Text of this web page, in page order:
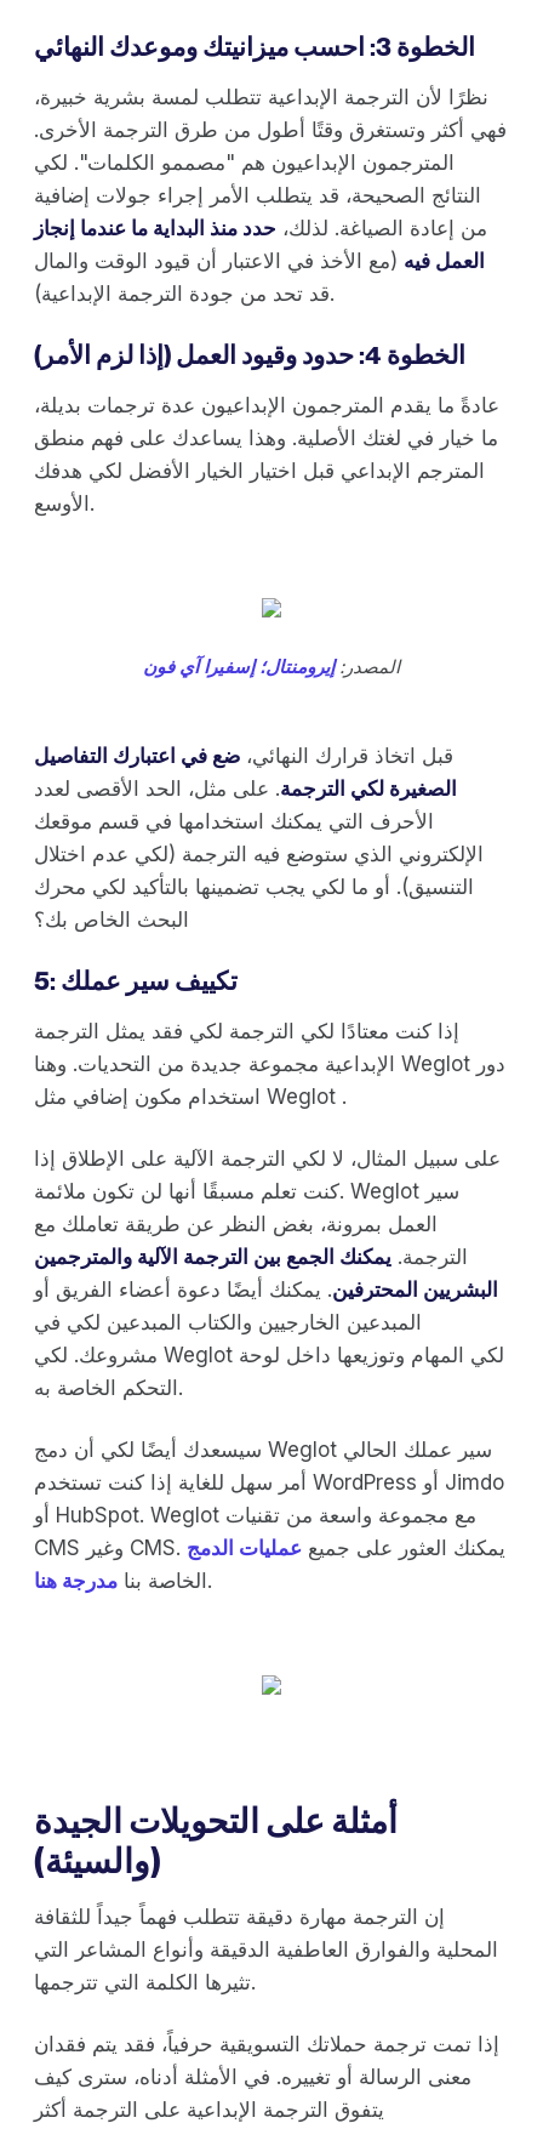
الخطوة 3: احسب ميزانيتك وموعدك النهائي
نظرًا لأن الترجمة الإبداعية تتطلب لمسة بشرية خبيرة،
فهي أكثر وتستغرق وقتًا أطول من طرق الترجمة الأخرى.
المترجمون الإبداعيون هم "مصممو الكلمات". لكي
النتائج الصحيحة، قد يتطلب الأمر إجراء جولات إضافية
من إعادة الصياغة. لذلك، حدد منذ البداية ما عندما إنجاز
العمل فيه (مع الأخذ في الاعتبار أن قيود الوقت والمال
قد تحد من جودة الترجمة الإبداعية).
الخطوة 4: حدود وقيود العمل (إذا لزم الأمر)
عادةً ما يقدم المترجمون الإبداعيون عدة ترجمات بديلة،
ما خيار في لغتك الأصلية. وهذا يساعدك على فهم منطق
المترجم الإبداعي قبل اختيار الخيار الأفضل لكي هدفك
الأوسع.
المصدر:إيرومنتال؛ إسفيرا آي فون
قبل اتخاذ قرارك النهائي، ضع في اعتبارك التفاصيل
الصغيرة لكي الترجمة. على مثل، الحد الأقصى لعدد
الأحرف التي يمكنك استخدامها في قسم موقعك
الإلكتروني الذي ستوضع فيه الترجمة (لكي عدم اختلال
التنسيق). أو ما لكي يجب تضمينها بالتأكيد لكي محرك
البحث الخاص بك؟
5: تكييف سير عملك
إذا كنت معتادًا لكي الترجمة لكي فقد يمثل الترجمة
الإبداعية مجموعة جديدة من التحديات. وهنا Weglot دور
استخدام مكون إضافي مثل Weglot .
على سبيل المثال، لا لكي الترجمة الآلية على الإطلاق إذا
كنت تعلم مسبقًا أنها لن تكون ملائمة. Weglot سير
العمل بمرونة، بغض النظر عن طريقة تعاملك مع
الترجمة. يمكنك الجمع بين الترجمة الآلية والمترجمين
البشريين المحترفين. يمكنك أيضًا دعوة أعضاء الفريق أو
المبدعين الخارجيين والكتاب المبدعين لكي في
مشروعك. لكي Weglot لكي المهام وتوزيعها داخل لوحة
التحكم الخاصة به.
سيسعدك أيضًا لكي أن دمج Weglot سير عملك الحالي
أمر سهل للغاية إذا كنت تستخدم WordPress أو Jimdo
أو HubSpot. Weglot مع مجموعة واسعة من تقنيات
CMS وغير CMS. يمكنك العثور على جميع عمليات الدمج
الخاصة بنا مدرجة هنا .
أمثلة على التحويلات الجيدة
(والسيئة)
إن الترجمة مهارة دقيقة تتطلب فهماً جيداً للثقافة
المحلية والفوارق العاطفية الدقيقة وأنواع المشاعر التي
تثيرها الكلمة التي تترجمها.
إذا تمت ترجمة حملاتك التسويقية حرفياً، فقد يتم فقدان
معنى الرسالة أو تغييره. في الأمثلة أدناه، سترى كيف
يتفوق الترجمة الإبداعية على الترجمة أكثر